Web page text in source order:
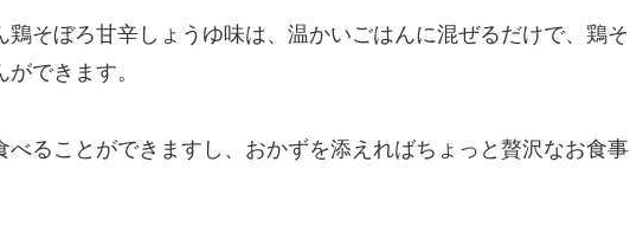
そぼろ甘辛しょうゆ味は、温かいごはんに混ぜるだけで、鶏そ
できます。
ることができますし、おかずを添えればちょっと贅沢なお食事